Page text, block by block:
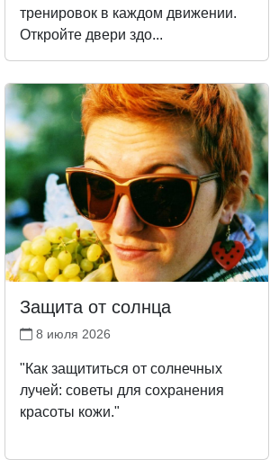
тренировок в каждом движении.
Откройте двери здо...
Защита от солнца
8 июля 2026
"Как защититься от солнечных
лучей: советы для сохранения
красоты кожи."